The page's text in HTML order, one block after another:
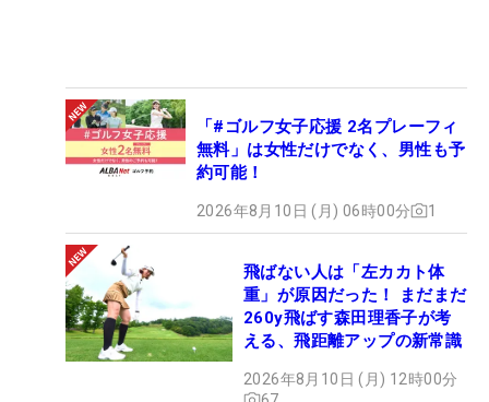
「#ゴルフ女子応援 2名プレーフィ
無料」は女性だけでなく、男性も予
約可能！
2026年8月10日 (月) 06時00分 1
飛ばない人は「左カカト体
重」が原因だった！ まだまだ
260y飛ばす森田理香子が考
える、飛距離アップの新常識
2026年8月10日 (月) 12時00分